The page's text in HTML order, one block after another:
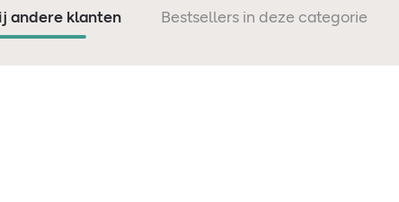
andere klanten Bestsellers in deze categorie